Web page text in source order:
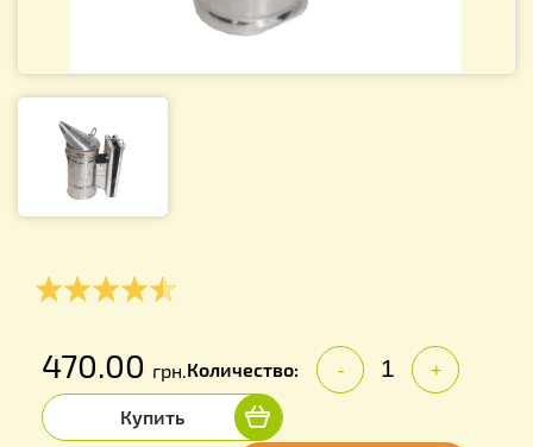
470.00 грн.Количество: - +
Купить